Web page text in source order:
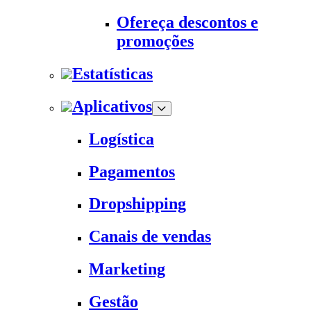
Ofereça descontos e
promoções
Estatísticas
Aplicativos
Logística
Pagamentos
Dropshipping
Canais de vendas
Marketing
Gestão